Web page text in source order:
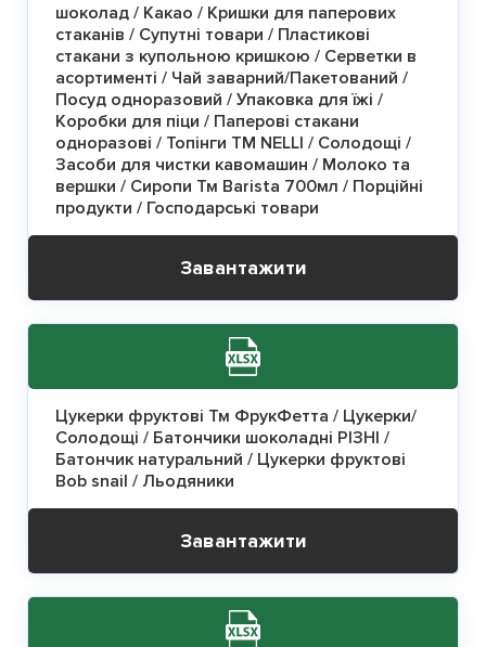
шоколад / Какао / Кришки для паперових
стаканів / Супутні товари / Пластикові
стакани з купольною кришкою / Серветки в
асортименті / Чай заварний/Пакетований /
Посуд одноразовий / Упаковка для їжі /
Коробки для піци / Паперові стакани
одноразові / Топінги ТМ NELLI / Солодощі /
Засоби для чистки кавомашин / Молоко та
вершки / Сиропи Тм Barista 700мл / Порційні
продукти / Господарські товари
Завантажити
Цукерки фруктові Тм ФрукФетта / Цукерки/
Солодощі / Батончики шоколадні РІЗНІ /
Батончик натуральний / Цукерки фруктові
Bob snail / Льодяники
Завантажити